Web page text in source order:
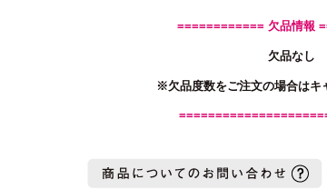
============ 欠品情報
欠品なし
※欠品度数をご注文の場合はキ